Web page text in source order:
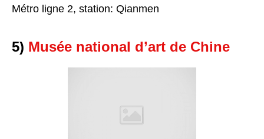
Métro ligne 2, station: Qianmen
5) Musée national d’art de Chine